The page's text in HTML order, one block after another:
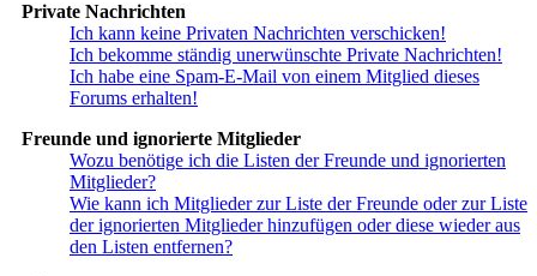
Private Nachrichten
Ich kann keine Privaten Nachrichten verschicken!
Ich bekomme ständig unerwünschte Private Nachrichten!
Ich habe eine Spam-E-Mail von einem Mitglied dieses
Forums erhalten!
Freunde und ignorierte Mitglieder
Wozu benötige ich die Listen der Freunde und ignorierten
Mitglieder?
Wie kann ich Mitglieder zur Liste der Freunde oder zur Liste
der ignorierten Mitglieder hinzufügen oder diese wieder aus
den Listen entfernen?